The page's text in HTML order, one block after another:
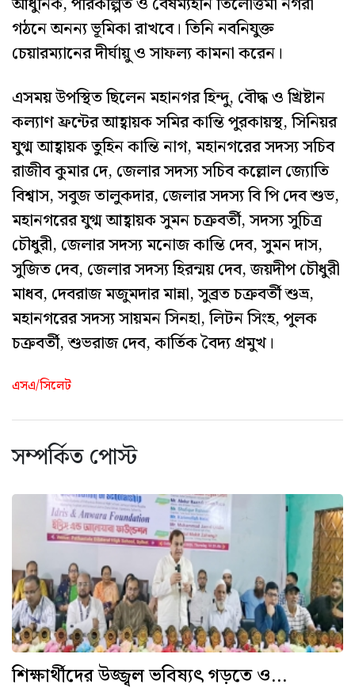
গঠনে অনন্য ভূমিকা রাখবে। তিনি নবনিযুক্ত
চেয়ারম্যানের দীর্ঘায়ু ও সাফল্য কামনা করেন।
এসময় উপস্থিত ছিলেন মহানগর হিন্দু, বৌদ্ধ ও খ্রিষ্টান
কল্যাণ ফ্রন্টের আহ্বায়ক সমির কান্তি পুরকায়স্থ, সিনিয়র
যুগ্ম আহ্বায়ক তুহিন কান্তি নাগ, মহানগরের সদস্য সচিব
রাজীব কুমার দে, জেলার সদস্য সচিব কল্লোল জ্যোতি
বিশ্বাস, সবুজ তালুকদার, জেলার সদস্য বি পি দেব শুভ,
মহানগরের যুগ্ম আহ্বায়ক সুমন চক্রবর্তী, সদস্য সুচিত্র
চৌধুরী, জেলার সদস্য মনোজ কান্তি দেব, সুমন দাস,
সুজিত দেব, জেলার সদস্য হিরন্ময় দেব, জয়দীপ চৌধুরী
মাধব, দেবরাজ মজুমদার মান্না, সুব্রত চক্রবর্তী শুভ্র,
মহানগরের সদস্য সায়মন সিনহা, লিটন সিংহ, পুলক
চক্রবর্তী, শুভরাজ দেব, কার্তিক বৈদ্য প্রমুখ।
এসএ/সিলেট
সম্পর্কিত পোস্ট
শিক্ষার্থীদের উজ্জ্বল ভবিষ্যৎ গড়তে ও...